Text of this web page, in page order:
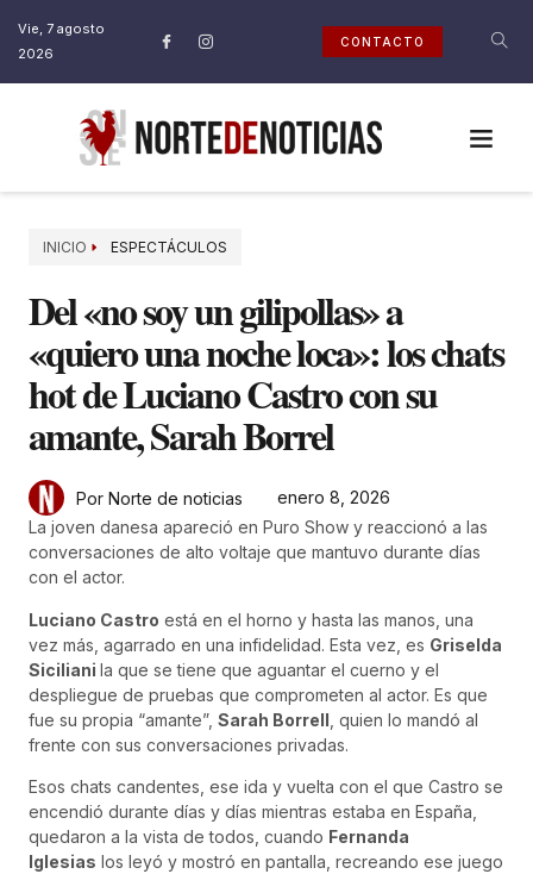
Vie, 7 agosto
2026
CONTACTO
INICIO ESPECTÁCULOS
Del «no soy un gilipollas» a
«quiero una noche loca»: los chats
hot de Luciano Castro con su
amante, Sarah Borrel
Por Norte de noticias
enero 8, 2026
La joven danesa apareció en Puro Show y reaccionó a las
conversaciones de alto voltaje que mantuvo durante días
con el actor.
Luciano Castro está en el horno y hasta las manos, una
vez más, agarrado en una infidelidad. Esta vez, es Griselda
Siciliani la que se tiene que aguantar el cuerno y el
despliegue de pruebas que comprometen al actor. Es que
fue su propia “amante”, Sarah Borrell , quien lo mandó al
frente con sus conversaciones privadas.
Esos chats candentes, ese ida y vuelta con el que Castro se
encendió durante días y días mientras estaba en España,
quedaron a la vista de todos, cuando Fernanda
Iglesias los leyó y mostró en pantalla, recreando ese juego